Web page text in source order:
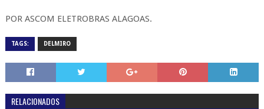
POR ASCOM ELETROBRAS ALAGOAS.
TAGS: DELMIRO
RELACIONADOS